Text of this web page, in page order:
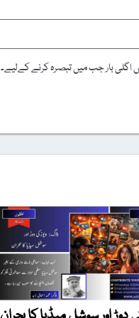
اگلی بار جب میں تبصرہ کرنے کےلیے۔